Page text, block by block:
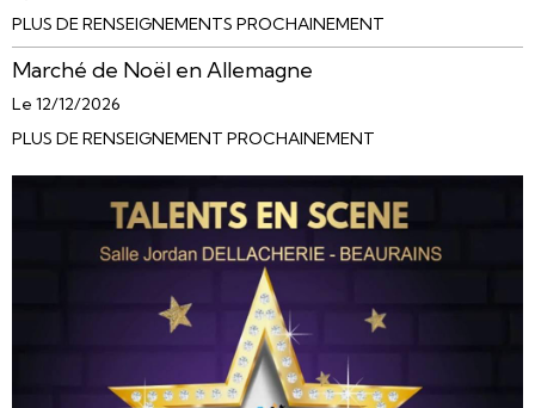
PLUS DE RENSEIGNEMENTS PROCHAINEMENT
Marché de Noël en Allemagne
Le 12/12/2026
PLUS DE RENSEIGNEMENT PROCHAINEMENT